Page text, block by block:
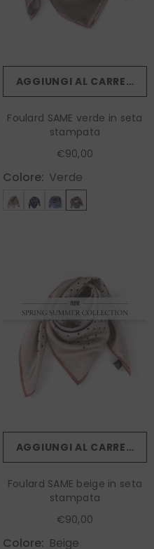
AGGIUNGI AL CARRELLO
Foulard SAME verde in seta
stampata
€90,00
Colore: Verde
AGGIUNGI AL CARRELLO
Foulard SAME beige in seta
stampata
€90,00
Colore: Beige